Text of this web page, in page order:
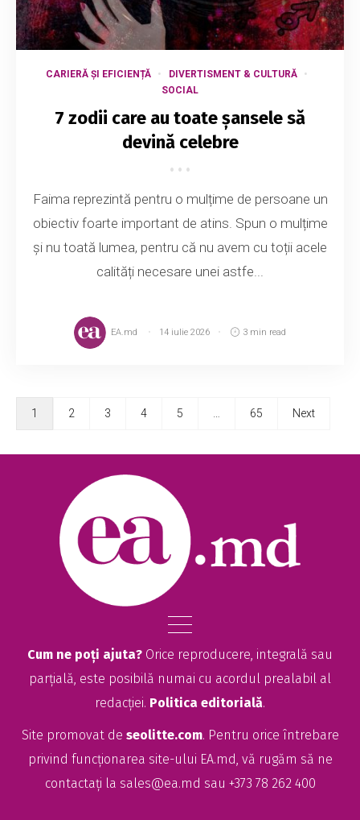
CARIERĂ ȘI EFICIENȚĂ
DIVERTISMENT & CULTURĂ
SOCIAL
7 zodii care au toate șansele să
devină celebre
Faima reprezintă pentru o mulțime de persoane un
obiectiv foarte important de atins. Spun o mulțime
și nu toată lumea, pentru că nu avem cu toții acele
calități necesare unei astfe...
EA.md 14 iulie 2026 3 min read
1 2 3 4 5 65 Next
Cum ne poți ajuta? Orice reproducere, integrală sau
parțială, este posibilă numai cu acordul prealabil al
redacției. Politica editorială.
Site promovat de seolitte.com. Pentru orice întrebare
privind funcționarea site-ului EA.md, vă rugăm să ne
contactați la sales@ea.md sau +373 78 262 400